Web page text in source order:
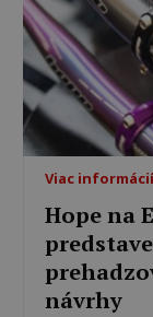
Viac
Hope na
návrhy